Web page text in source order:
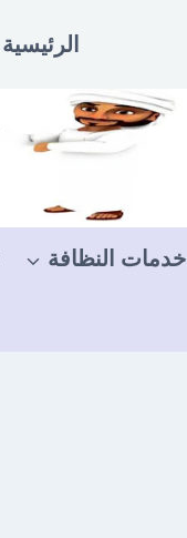
الرئيسية
خدمات النظافة